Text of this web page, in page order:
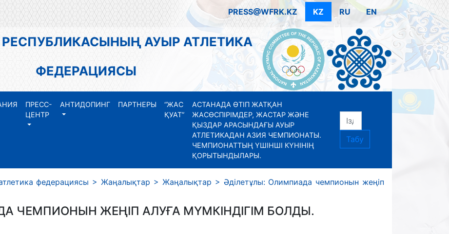
PRESS@WFRK.KZ KZ RU EN
АУЫР АТЛЕТИКА
ФЕДЕРАЦИЯСЫ
ПРЕСС-
ЦЕНТР
АНТИДОПИНГ ПАРТНЕРЫ
“ЖАС
ҚУАТ”
АСТАНАДА ӨТІП ЖАТҚАН
ЖАСӨСПІРІМДЕР, ЖАСТАР ЖӘНЕ
ҚЫЗДАР АРАСЫНДАҒЫ АУЫР
АТЛЕТИКАДАН АЗИЯ ЧЕМПИОНАТЫ.
ЧЕМПИОНАТТЫҢ ҮШІНШІ КҮНІНІҢ
ҚОРЫТЫНДЫЛАРЫ.
Табу
федерациясы >Жаңалықтар > Жаңалықтар > Әділетұлы: Олимпиада чемпионын жеңіп
ЧЕМПИОНЫН ЖЕҢІП АЛУҒА МҮМКІНДІГІМ БОЛДЫ.